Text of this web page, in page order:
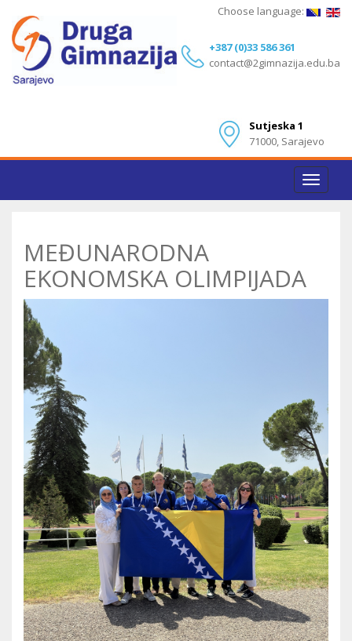
+387 (0)33 586 361
contact@2gimnazija.edu.ba
Sutjeska 1
71000, Sarajevo
Choose language:
Toggle
MEĐUNARODNA
EKONOMSKA OLIMPIJADA